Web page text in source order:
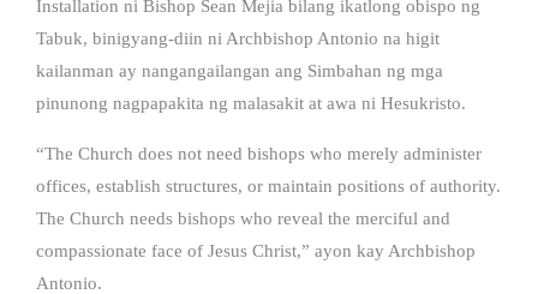
Installation ni Bishop Sean Mejia bilang ikatlong obispo ng
Tabuk, binigyang-diin ni Archbishop Antonio na higit
kailanman ay nangangailangan ang Simbahan ng mga
pinunong nagpapakita ng malasakit at awa ni Hesukristo.
“The Church does not need bishops who merely administer
offices, establish structures, or maintain positions of authority.
The Church needs bishops who reveal the merciful and
compassionate face of Jesus Christ,” ayon kay Archbishop
Antonio.